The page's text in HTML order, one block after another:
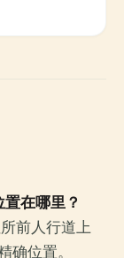
在哪里？
前人行道上
确位置。